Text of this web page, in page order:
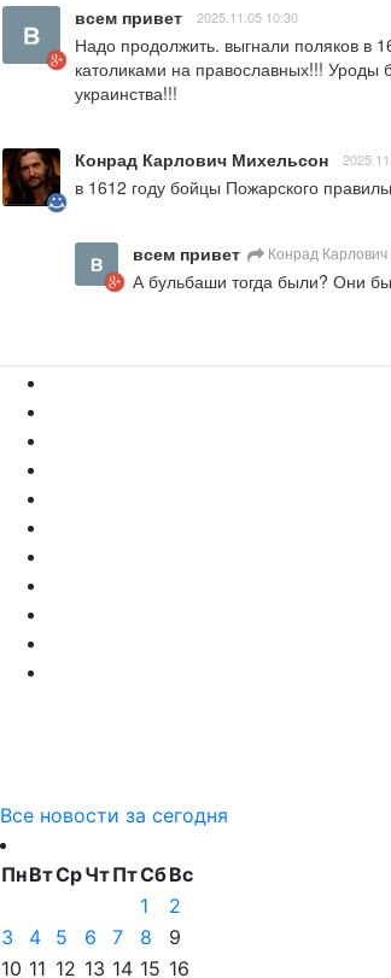
всем привет 2025.11.05 10:30
Надо продолжить. выгнали поляков в
католиками на православных!!! Уроды
украинства!!!
Конрад Карлович Михельсон
в 1612 году бойцы Пожарского
всем привет Конрад
А бульбаши тогда были? Они
Все новости за сегодня
ПнВтСрЧтПтСбВс
1
2
3
4 5 6 7 8
9
10 11 12 13 14 15 16